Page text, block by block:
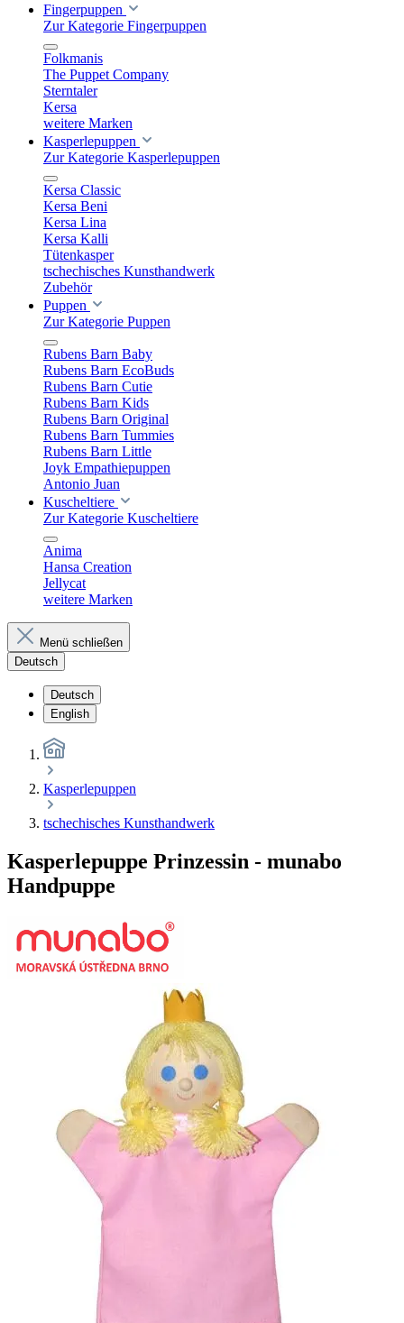
Fingerpuppen
Zur Kategorie Fingerpuppen
Folkmanis
The Puppet Company
Sterntaler
Kersa
weitere Marken
Kasperlepuppen
Zur Kategorie Kasperlepuppen
Kersa Classic
Kersa Beni
Kersa Lina
Kersa Kalli
Tütenkasper
tschechisches Kunsthandwerk
Zubehör
Puppen
Zur Kategorie Puppen
Rubens Barn Baby
Rubens Barn EcoBuds
Rubens Barn Cutie
Rubens Barn Kids
Rubens Barn Original
Rubens Barn Tummies
Rubens Barn Little
Joyk Empathiepuppen
Antonio Juan
Kuscheltiere
Zur Kategorie Kuscheltiere
Anima
Hansa Creation
Jellycat
weitere Marken
Menü schließen
Deutsch
Deutsch
English
Kasperlepuppen
tschechisches Kunsthandwerk
Kasperlepuppe Prinzessin - munabo
Handpuppe